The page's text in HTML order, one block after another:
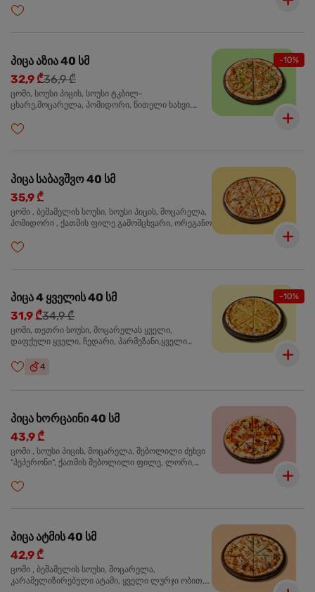
ორეგანო
-10%
პიცა აზია 40 სმ
32,9 ₾36,9 ₾
ცომი, სოუსი პიცის, სოუსი ტკბილ-
ცხარე,მოცარელა, პომიდორი, წითელი ხახვი,
სეზამის მარცვლის ნაზავი, ქინძი, ორეგანო
პიცა საბავშვო 40 სმ
35,9 ₾
ცომი , ბეშამელის სოუსი, სოუსი პიცის, მოცარელა,
პომიდორი , ქათმის ფილე გამომცხვარი, ორეგანო
-10%
პიცა 4 ყველის 40 სმ
31,9 ₾34,9 ₾
ცომი, თეთრი სოუსი, მოცარელას ყველი,
დაფქული ყველი, ჩედარი, პარმეზანი,ყველი
4
პიცა ხორცაინი 40 სმ
43,9 ₾
ცომი , სოუსი პიცის, მოცარელა, შებოლილი ძეხვი
"პეპერონი", ქათმის შებოლილი ფილე, ლორი,
პიცა ატმის 40 სმ
42,9 ₾
ცომი , ბეშამელის სოუსი, მოცარელა,
კარამელიზირებული ატამი, ყველი ლურჯი ობით,